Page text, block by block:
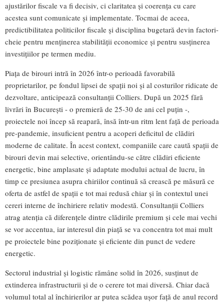
ajustărilor fiscale va fi decisiv, ci claritatea și coerența cu care
acestea sunt comunicate și implementate. Tocmai de aceea,
predictibilitatea politicilor fiscale și disciplina bugetară devin factori-
cheie pentru menținerea stabilității economice și pentru susținerea
investițiilor pe termen mediu.
Piața de birouri intră în 2026 într-o perioadă favorabilă
proprietarilor, pe fondul lipsei de spații noi și al costurilor ridicate de
dezvoltare, anticipează consultanții Colliers. După un 2025 fără
livrări în București - o premieră de 25-30 de ani cel puțin -,
proiectele noi încep să reapară, însă într-un ritm lent față de perioada
pre-pandemie, insuficient pentru a acoperi deficitul de clădiri
moderne de calitate. În acest context, companiile care caută spații de
birouri devin mai selective, orientându-se către clădiri eficiente
energetic, bine amplasate și adaptate modului actual de lucru, în
timp ce presiunea asupra chiriilor continuă să crească pe măsură ce
oferta de astfel de spații e tot mai redusă chiar și în contextul unei
cereri interne de închiriere relativ modestă. Consultanții Colliers
atrag atenția că diferențele dintre clădirile premium și cele mai vechi
se vor accentua, iar interesul din piață se va concentra tot mai mult
pe proiectele bine poziționate și eficiente din punct de vedere
energetic.
Sectorul industrial și logistic rămâne solid în 2026, susținut de
extinderea infrastructurii și de o cerere tot mai diversă. Chiar dacă
volumul total al închirierilor ar putea scădea ușor față de anul record